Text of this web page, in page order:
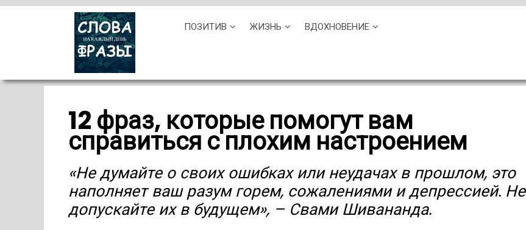
ПОЗИТИВ ЖИЗНЬ ВДОХНОВЕНИЕ
12 фраз, которые помогут вам
справиться с плохим настроением
«Не думайте о своих ошибках или неудачах в прошлом, это
наполняет ваш разум горем, сожалениями и депрессией. Не
допускайте их в будущем», – Свами Шивананда.